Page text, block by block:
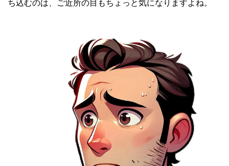
ち込むのは、ご近所の目もちょっと気になりますよね。